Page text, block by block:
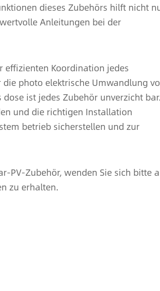
dieses Zubehörs hilft nicht
Anleitungen bei der
effizienten Koordination jedes
photo elektrische Umwandlung
ist jedes Zubehör unverzicht
und die richtigen Installation
betrieb sicherstellen und zur
PV-Zubehör, wenden Sie sich bitte
zu erhalten.